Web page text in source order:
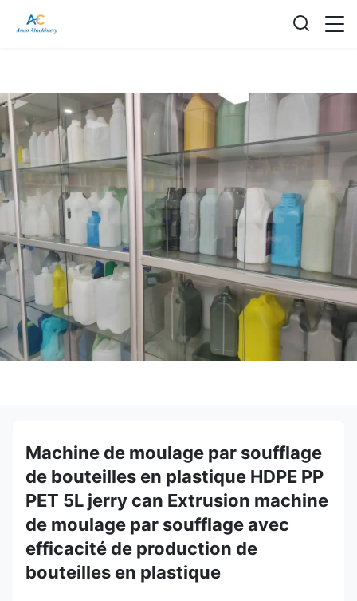
Machine de moulage par soufflage
de bouteilles en plastique HDPE PP
PET 5L jerry can Extrusion machine
de moulage par soufflage avec
efficacité de production de
bouteilles en plastique